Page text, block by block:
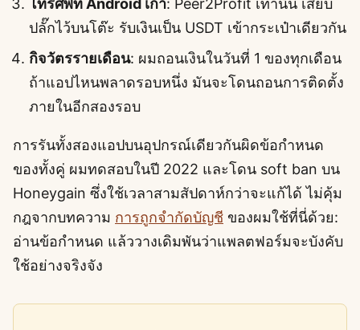
โทรศัพท์ Android เก่า: Peer2Profit เท่านั้น เสียบ
ปลั๊กไว้บนโต๊ะ รับเงินเป็น USDT เข้ากระเป๋าเดียวกัน
กิจวัตรรายเดือน: ผมถอนเงินในวันที่ 1 ของทุกเดือน
ถ้าแอปไหนพลาดรอบหนึ่ง มันจะโดนถอนการติดตั้ง
ภายในอีกสองรอบ
การรันทั้งสองแอปบนอุปกรณ์เดียวกันผิดข้อกำหนด
ของทั้งคู่ ผมทดสอบในปี 2022 และโดน soft ban บน
Honeygain ซึ่งใช้เวลาสามสัปดาห์กว่าจะแก้ได้ ไม่คุ้ม
กฎจากบทความ การถูกจำกัดบัญชี ของผมใช้ที่นี่ด้วย:
อ่านข้อกำหนด แล้ววางเดิมพันว่าแพลตฟอร์มจะบังคับ
ใช้อย่างจริงจัง